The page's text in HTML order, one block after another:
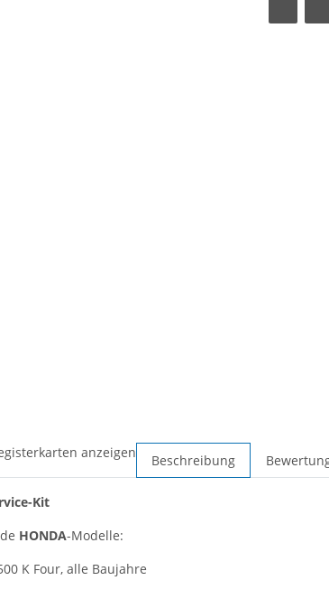
anzeigen Beschreibung
Kit
HONDA-Modelle:
K Four, alle Baujahre